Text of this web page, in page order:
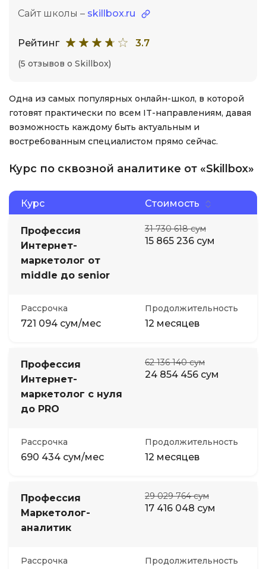
Сайт школы – skillbox.ru
Рейтинг 3.7
(5 отзывов о Skillbox)
Одна из самых популярных онлайн-школ, в которой
готовят практически по всем IT-направлениям, давая
возможность каждому быть актуальным и
востребованным специалистом прямо сейчас.
Курс по сквозной аналитике от «Skillbox»
Курс Стоимость
Профессия
Интернет-
маркетолог от
middle до senior
31 730 618 сум
15 865 236 сум
Рассрочка
721 094 сум/мес
Продолжительность
12 месяцев
Профессия
Интернет-
маркетолог с нуля
до PRO
62 136 140 сум
24 854 456 сум
Рассрочка
690 434 сум/мес
Продолжительность
12 месяцев
Профессия
Маркетолог-
аналитик
29 029 764 сум
17 416 048 сум
Рассрочка
Продолжительность